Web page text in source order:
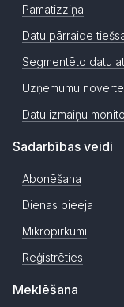
Pamatizziņa
Datu pārraide
Segmentēto datu
Uzņēmumu
Datu izmaiņu
Sadarbības veidi
Abonēšana
Dienas pieeja
Mikropirkumi
Reģistrēties
Meklēšana